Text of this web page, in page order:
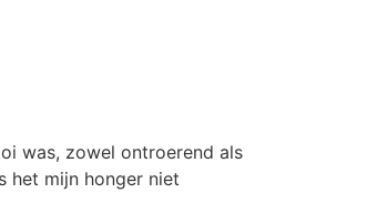
was, zowel ontroerend als
het mijn honger niet